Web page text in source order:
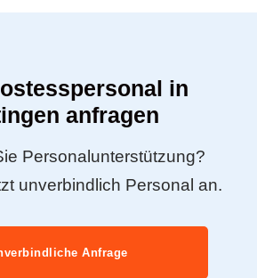
in
anfragen
Personalunterstützung?
unverbindlich Personal an.
Anfrage